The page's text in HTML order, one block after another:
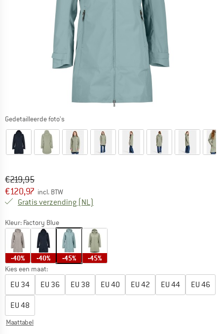
Gedetailleerde foto's
Oorspronkelijke prijs :
€219,95
Prijs:
€120,97 incl. BTW
Gratis verzending (NL)
Kleur: Factory Blue
-40% -40% -45% -45%
Kies een maat:
EU 34 EU 36 EU 38 EU 40 EU 42 EU 44 EU 46
EU 48
Maattabel